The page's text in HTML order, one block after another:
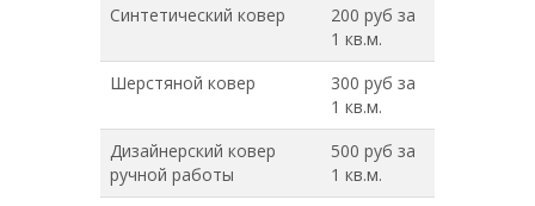
Синтетический ковер
200 руб за
1 кв.м.
Шерстяной ковер
300 руб за
1 кв.м.
Дизайнерский ковер
ручной работы
500 руб за
1 кв.м.